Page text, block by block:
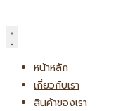
to
content
หน้าหลัก
เกี่ยวกับเรา
สินค้าของเรา